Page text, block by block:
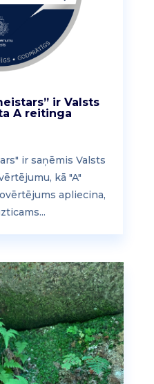
ir Valsts
A reitinga
ir saņēmis Valsts
kā "A"
apliecina,